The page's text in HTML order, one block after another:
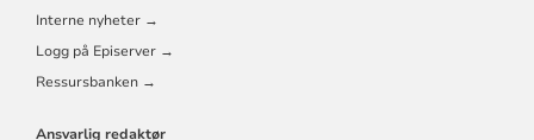
Interne nyheter →
Logg på Episerver →
Ressursbanken →
Ansvarlig redaktør